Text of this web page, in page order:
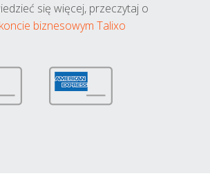
się więcej, przeczytaj o
koncie biznesowym Talixo